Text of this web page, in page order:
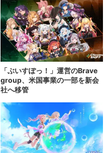
「ぶいすぽっ！」運営のBrave
group、米国事業の一部を新会
社へ移管